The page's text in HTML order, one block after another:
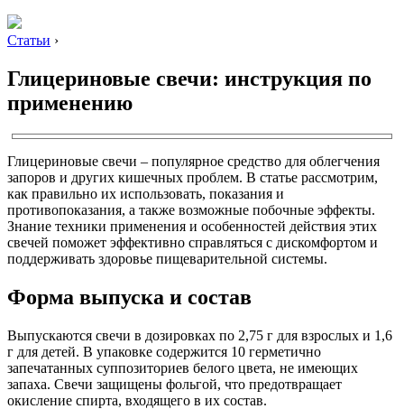
Статьи ›
Глицериновые свечи: инструкция по
применению
Глицериновые свечи – популярное средство для облегчения
запоров и других кишечных проблем. В статье рассмотрим,
как правильно их использовать, показания и
противопоказания, а также возможные побочные эффекты.
Знание техники применения и особенностей действия этих
свечей поможет эффективно справляться с дискомфортом и
поддерживать здоровье пищеварительной системы.
Форма выпуска и состав
Выпускаются свечи в дозировках по 2,75 г для взрослых и 1,6
г для детей. В упаковке содержится 10 герметично
запечатанных суппозиториев белого цвета, не имеющих
запаха. Свечи защищены фольгой, что предотвращает
окисление спирта, входящего в их состав.